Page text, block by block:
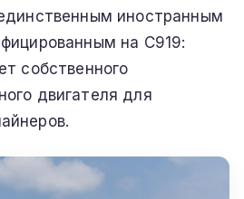
иностранным
на C919:
собственного
двигателя для